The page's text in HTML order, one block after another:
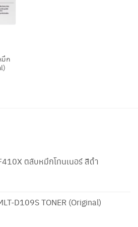
มึก
ตลับหมึกโทนเนอร์ สีดำ
D109S TONER (Original)